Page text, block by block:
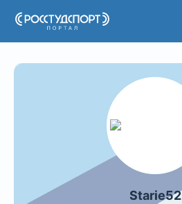
Порталстуденческого спорта
Starie52
Команда Starie52